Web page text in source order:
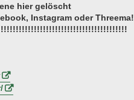
hier gelöscht
Instagram oder Threema!